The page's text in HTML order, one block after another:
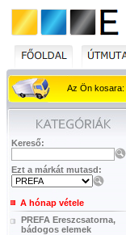
Az Ön kosara:
Kereső:
Ezt a márkát mutasd:
A hónap vétele
PREFA Ereszcsatorna,
bádogos elemek